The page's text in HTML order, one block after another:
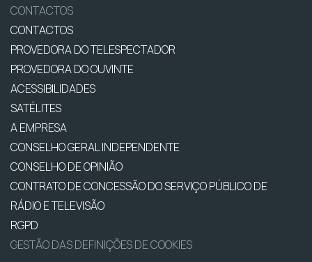
CONTACTOS
CONTACTOS
PROVEDORA DO TELESPECTADOR
PROVEDORA DO OUVINTE
ACESSIBILIDADES
SATÉLITES
A EMPRESA
CONSELHO GERAL INDEPENDENTE
CONSELHO DE OPINIÃO
CONTRATO DE CONCESSÃO DO SERVIÇO PÚBLICO DE
RÁDIO E TELEVISÃO
RGPD
GESTÃO DAS DEFINIÇÕES DE COOKIES